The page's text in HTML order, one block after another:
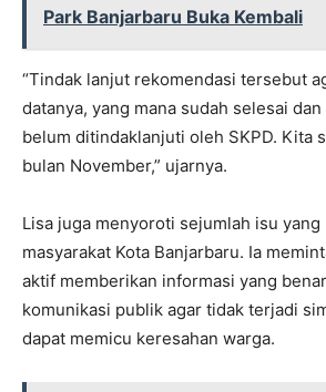
Park Banjarbaru Buka Kembali
“Tindak lanjut rekomendasi tersebut
datanya, yang mana sudah selesai
belum ditindaklanjuti oleh SKPD. Kita
bulan November,” ujarnya.
Lisa juga menyoroti sejumlah isu
masyarakat Kota Banjarbaru. Ia
aktif memberikan informasi yang
komunikasi publik agar tidak terjadi
dapat memicu keresahan warga.